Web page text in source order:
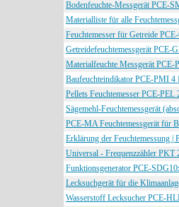
Bodenfeuchte-Messgerät PCE-
Materialliste für alle
Feuchtemesser für Getreide
Getreidefeuchtemessgerät PCE-
Materialfeuchte Messgerät
Baufeuchteindikator PCE-PMI 4
Pellets Feuchtemesser PCE-PEL
Sägemehl-Feuchtemessgerät
PCE-MA Feuchtemessgerät für
Erklärung der Feuchtemessung |
Universal - Frequenzzähler PKT
Funktionsgenerator PCE-
Lecksuchgerät für die
Wasserstoff Lecksucher PCE-